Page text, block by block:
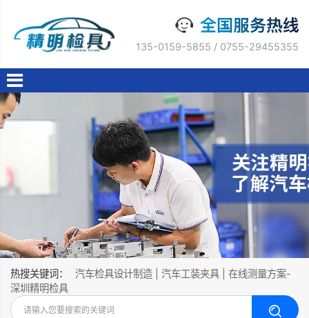
135-0159-5855 / 0755-29455355
热搜关键词：
汽车检具设计制造 | 汽车工装夹具 | 在线测量方案-
深圳精明检具